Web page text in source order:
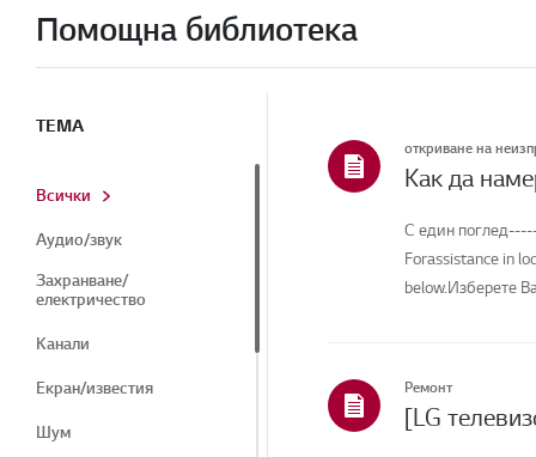
Помощна библиотека
ТЕМА
Всички
Аудио/звук
Захранване/
електричество
Канали
Екран/известия
Шум
откриване на
Как да
С един
Forassistance in
below.Изберете
Ремонт